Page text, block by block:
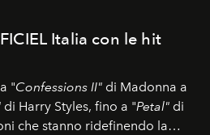
Italia con le hit
"Confessions II" di Madonna a
di Harry Styles, fino a "Petal" di
che stanno ridefinendo la